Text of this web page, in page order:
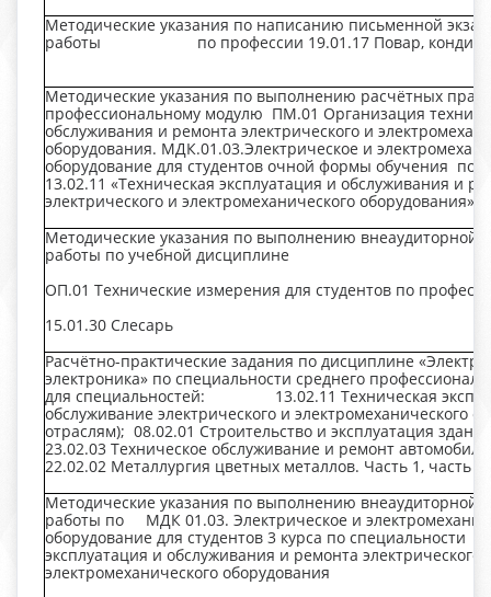
Методические указания по написанию письменной
работы по профессии 19.01.17 Повар,
Методические указания по выполнению расчётных
профессиональному модулю ПМ.01 Организация
обслуживания и ремонта электрического и
оборудования. МДК.01.03.Электрическое и
оборудование для студентов очной формы обучения по
13.02.11 «Техническая эксплуатация и обслуживания и
электрического и электромеханического оборудования»
Методические указания по выполнению внеаудиторной
работы по учебной дисциплине
ОП.01 Технические измерения для студентов по
15.01.30 Слесарь
Расчётно-практические задания по дисциплине
электроника» по специальности среднего
для специальностей: 13.02.11 Техническая
обслуживание электрического и электромеханического
отраслям); 08.02.01 Строительство и эксплуатация
23.02.03 Техническое обслуживание и ремонт
22.02.02 Металлургия цветных металлов. Часть 1, часть 2.
Методические указания по выполнению внеаудиторной
работы по МДК 01.03. Электрическое и
оборудование для студентов 3 курса по специальности
эксплуатация и обслуживания и ремонта электрического
электромеханического оборудования